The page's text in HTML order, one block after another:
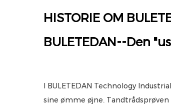
HISTORIE OM
BULETEDAN--Den
I BULETEDAN Technology
sine ømme øjne.